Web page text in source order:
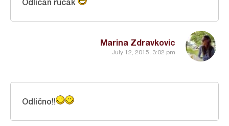
Marina Zdravkovic
July 12, 2015, 3:02 pm
Odlično!!